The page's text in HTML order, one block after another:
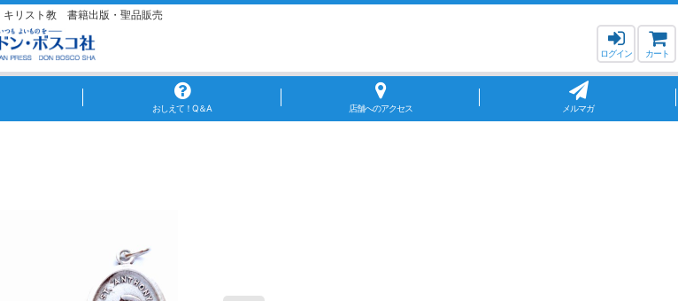
キリスト教 書籍出版・聖品販売
ログイン カート
おしえて！Q＆A 店舗へのアクセス メルマガ